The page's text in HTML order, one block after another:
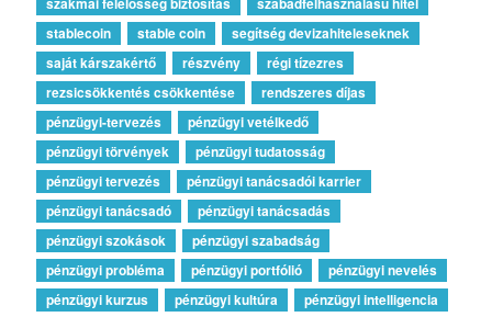
stablecoin
stable coin
segítség devizahiteleseknek
saját kárszakértő
részvény
régi tízezres
rezsicsökkentés csökkentése
rendszeres díjas
pénzügyi-tervezés
pénzügyi vetélkedő
pénzügyi törvények
pénzügyi tudatosság
pénzügyi tervezés
pénzügyi tanácsadói karrier
pénzügyi tanácsadó
pénzügyi tanácsadás
pénzügyi szokások
pénzügyi szabadság
pénzügyi probléma
pénzügyi portfólió
pénzügyi nevelés
pénzügyi kurzus
pénzügyi kultúra
pénzügyi intelligencia